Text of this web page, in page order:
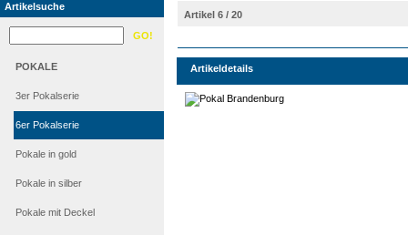
Artikelsuche
POKALE
3er Pokalserie
6er Pokalserie
Pokale in gold
Pokale in silber
Pokale mit Deckel
Artikel 6 / 20
Artikeldetails